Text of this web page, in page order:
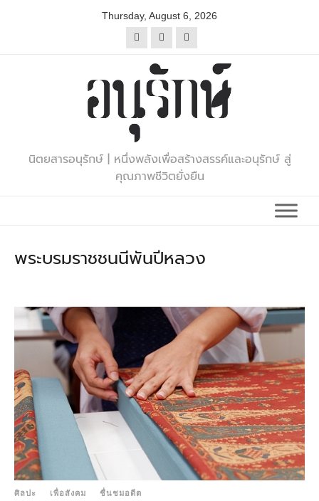
Thursday, August 6, 2026
นิตยสารอนุรักษ์ | หนึ่งพลังเพื่อสร้างสรรค์และอนุรักษ์ สู่
คุณภาพชีวิตยั่งยืน
พระบรมราชชนนีพันปีหลวง
ศิลปะ เพื่อสังคม ชื่นชมอดีต